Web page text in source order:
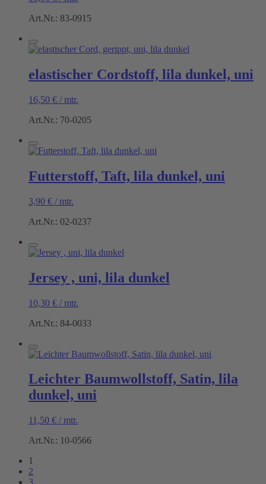
Art.Nr.: 83-0915
elastischer Cordstoff, lila dunkel, uni
16,50 € / mtr.
Art.Nr.: 70-0205
Futterstoff, Taft, lila dunkel, uni
3,90 € / mtr.
Art.Nr.: 02-0237
Jersey , uni, lila dunkel
10,30 € / mtr.
Art.Nr.: 84-0033
Leichter Baumwollstoff, Satin, lila
dunkel, uni
11,50 € / mtr.
Art.Nr.: 10-0566
1
2